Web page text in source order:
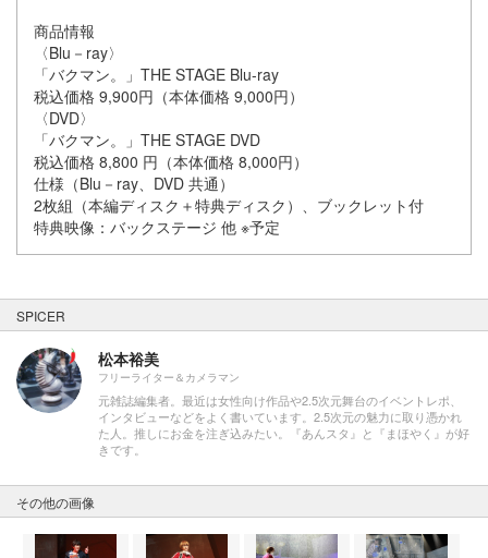
商品情報
〈Blu－ray〉
「バクマン。」THE STAGE Blu-ray
税込価格 9,900円（本体価格 9,000円）
〈DVD〉
「バクマン。」THE STAGE DVD
税込価格 8,800 円（本体価格 8,000円）
仕様（Blu－ray、DVD 共通）
2枚組（本編ディスク＋特典ディスク）、ブックレット付
特典映像：バックステージ 他 ※予定
SPICER
松本裕美
フリーライター＆カメラマン
元雑誌編集者。最近は女性向け作品や2.5次元舞台のイベントレポ、
インタビューなどをよく書いています。2.5次元の魅力に取り憑かれ
た人。推しにお金を注ぎ込みたい。『あんスタ』と『まほやく』が好
きです。
その他の画像